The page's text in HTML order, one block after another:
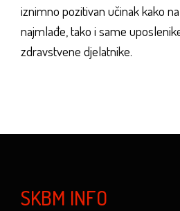
iznimno pozitivan učinak kako
najmlađe, tako i same
zdravstvene djelatnike.
SKBM INFO